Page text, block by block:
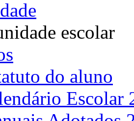
escolar
do aluno
Escolar